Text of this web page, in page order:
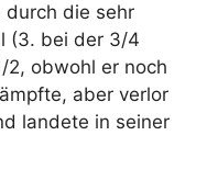
die sehr
(3. bei der 3/4
2, obwohl er noch
aber verlor
landete in seiner